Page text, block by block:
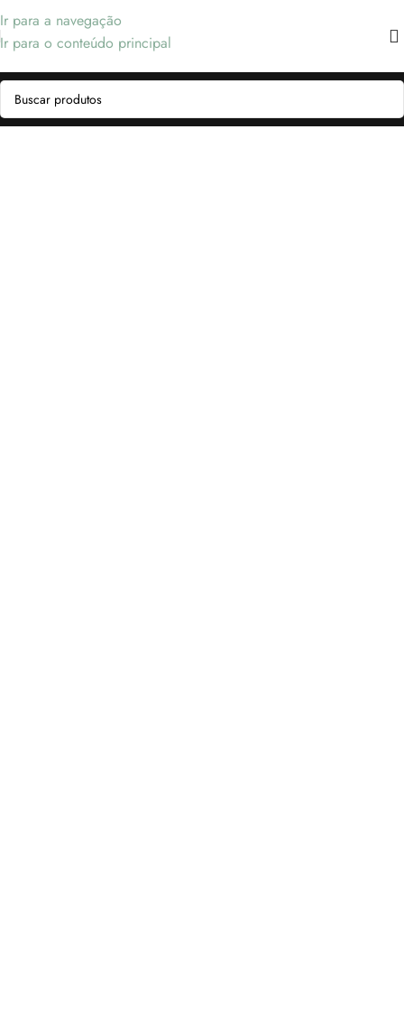
Ir para a navegação
Ir para o conteúdo principal